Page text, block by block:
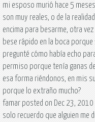
mi esposo murió hace 5
son muy reales, o de la
encima para besarme, otra
bese rápido en la boca
pregunté cómo había echo
permiso porque tenía ganas
esa forma riéndonos, en mis
porque lo extraño mucho?
famar posted on Dec 23, 2010
solo recuerdo que alguien me